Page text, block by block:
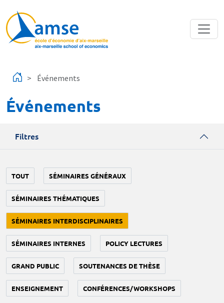
Événements
Événements
Filtres
TOUT SÉMINAIRES GÉNÉRAUX
SÉMINAIRES THÉMATIQUES
SÉMINAIRES INTERDISCIPLINAIRES
SÉMINAIRES INTERNES POLICY LECTURES
GRAND PUBLIC SOUTENANCES DE THÈSE
ENSEIGNEMENT CONFÉRENCES/WORKSHOPS